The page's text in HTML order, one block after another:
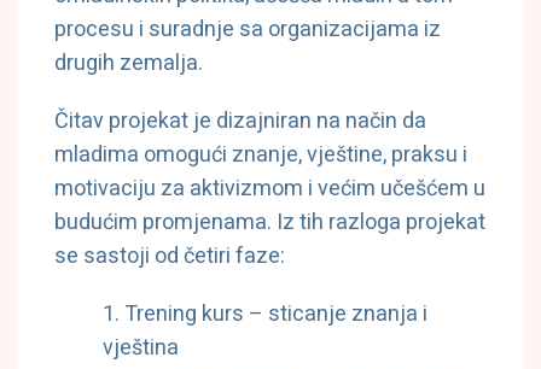
procesu i suradnje sa organizacijama iz
drugih zemalja.
Čitav projekat je dizajniran na način da
mladima omogući znanje, vještine, praksu i
motivaciju za aktivizmom i većim učešćem u
budućim promjenama. Iz tih razloga projekat
se sastoji od četiri faze:
Trening kurs – sticanje znanja i
vještina